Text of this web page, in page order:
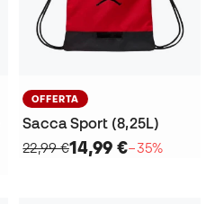
OFFERTA
Sacca Sport (8,25L)
22,99 €14,99 €−35%